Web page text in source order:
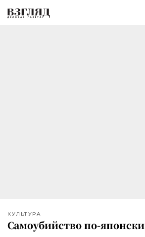
КУЛЬТУРА
Самоубийство по-японски